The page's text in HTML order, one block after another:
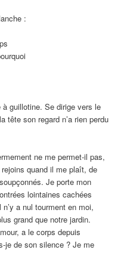
:
à guillotine. Se dirige vers le
tête son regard n’a rien perdu
ne me permet-il pas,
quand il me plaît, de
Je porte mon
lointaines cachées
a nul tourment en moi,
grand que notre jardin.
a le corps depuis
je de son silence ? Je me